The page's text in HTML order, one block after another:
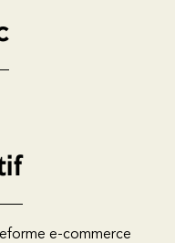
e-commerce